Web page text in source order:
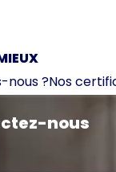
nous ?Nos
nous